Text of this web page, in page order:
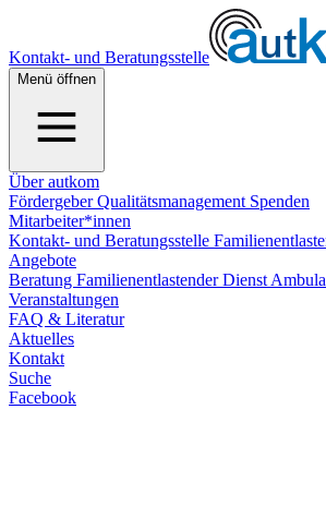
Kontakt- und Beratungsstelle
Menü öffnen
Über autkom
FördergeberQualitätsmanagement Spenden
Mitarbeiter*innen
Kontakt- und Beratungsstelle
Angebote
Beratung Familienentlastender Dienst
Veranstaltungen
FAQ & Literatur
Aktuelles
Kontakt
Suche
Facebook